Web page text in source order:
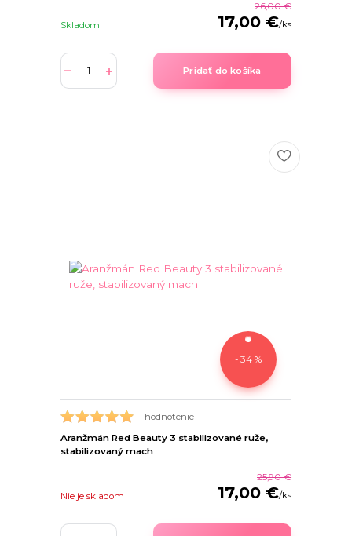
26,00 €
17,00 €/ks
Skladom
Pridať do košíka
- 34 %
1 hodnotenie
Aranžmán Red Beauty 3 stabilizované ruže,
stabilizovaný mach
25,90 €
17,00 €/ks
Nie je skladom